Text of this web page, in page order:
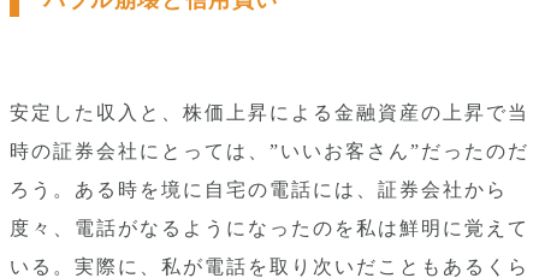
安定した収入と、株価上昇による金融資産の上昇で当
時の証券会社にとっては、”いいお客さん”だったのだ
ろう。ある時を境に自宅の電話には、証券会社から
度々、電話がなるようになったのを私は鮮明に覚えて
いる。実際に、私が電話を取り次いだこともあるくら